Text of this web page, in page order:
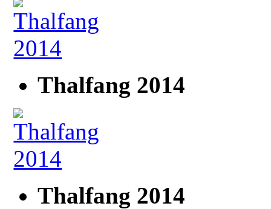
Thalfang 2014
Thalfang 2014